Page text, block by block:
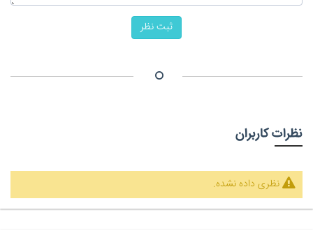
ثبت نظر
نظرات کاربران
نظری داده نشده.